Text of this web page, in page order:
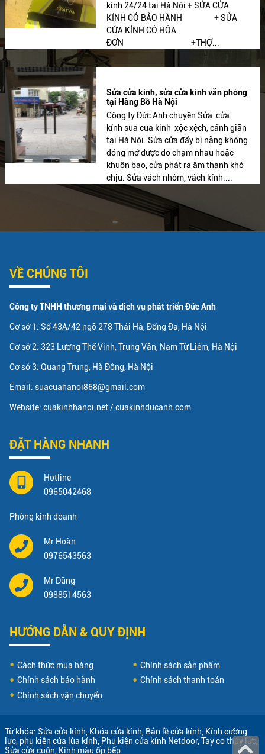
kính 24/24 tại Hà Nội + SỬA CỬA
KÍNH CÓ BẢO HÀNH + SỬA
CỬA KÍNH CÓ HÓA
ĐƠN +THỢ...
Sửa cửa kính, sửa cửa kính văn phòng
tại Hàng Bồ Hà Nội
Công ty Đức Anh chuyên Sửa cửa
kính sua cua kinh xộc xệch, cánh giãn
tại Hà Nội. Sửa cửa đẩy bị nặng không
đóng mở được do chạm nhau hoặc
khuôn bao, cửa phát ra âm thanh khó
chịu. Sửa vách nhôm, vách kính....
VỀ CHÚNG TÔI
Công ty TNHH thương mại và dịch vụ phát triển Đức Anh
Cơ sở 1: Số 43A/42 ngõ 278 Thái Hà, Đống Đa, Hà Nội
Cơ sở 2: 323 Lương Thế Vinh, Trung Văn, Nam Từ Liêm, Hà Nội
Cơ sở 3: Quang Trung, Hà Đông, Hà Nội
Email: suacuahanoi868@gmail.com
Website: cuakinhhanoi.net / cuakinhducanh.com
ĐẶT HÀNG NHANH
Hotline
0965042468
Phòng kinh doanh
Mr Hoàn
0976543563
Mr Dũng
0988514563
HƯỚNG DẪN & QUY ĐỊNH
Cách thức mua hàng
Chính sách sản phẩm
Chính sách bảo hành
Chính sách thanh toán
Chính sách vận chuyển
Từ khóa: Sửa cửa kính Khóa cửa kính Bản lề cửa kính Kính cường
lực phụ kiện cửa lùa kính Phụ kiện cửa kính Netdoor, Tay co thủy lực
Sửa cửa cuốn Kính màu ốp bếp